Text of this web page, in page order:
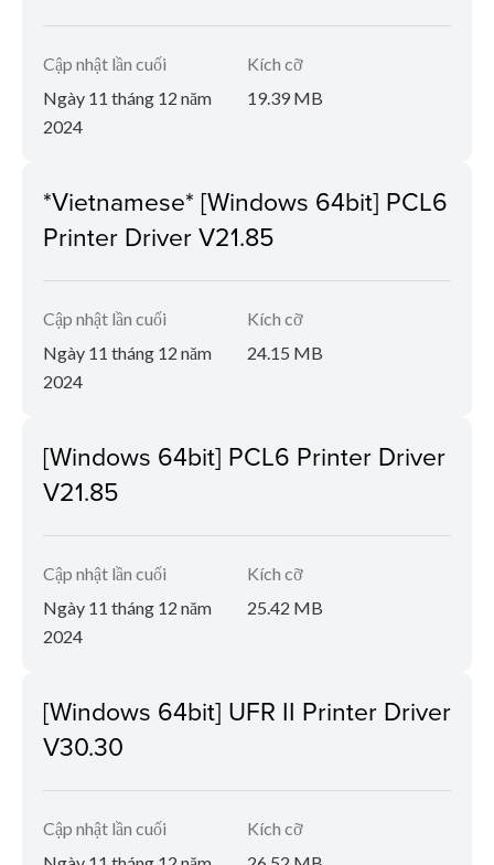
Cập nhật lần cuối
Ngày 11 tháng 12 năm
2024
Kích cỡ
19.39 MB
*Vietnamese* [Windows 64bit] PCL6
Printer Driver V21.85
Cập nhật lần cuối
Ngày 11 tháng 12 năm
2024
Kích cỡ
24.15 MB
[Windows 64bit] PCL6 Printer Driver
V21.85
Cập nhật lần cuối
Ngày 11 tháng 12 năm
2024
Kích cỡ
25.42 MB
[Windows 64bit] UFR II Printer Driver
V30.30
Cập nhật lần cuối
Kích cỡ